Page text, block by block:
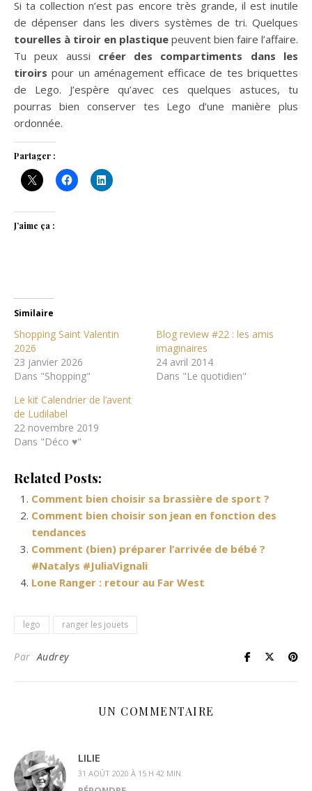
Si ta collection n’est pas encore très grande, il est inutile
de dépenser dans les divers systèmes de tri. Quelques
tourelles à tiroir en plastique peuvent bien faire l’affaire.
Tu peux aussi créer des compartiments dans les
tiroirs pour un aménagement efficace de tes briquettes
de Lego. J’espère qu’avec ces quelques astuces, tu
pourras bien conserver tes Lego d’une manière plus
ordonnée.
Partager :
J’aime ça :
Similaire
Shopping Saint Valentin
2026
23 janvier 2026
Dans "Shopping"
Blog review #22 : les amis
imaginaires
24 avril 2014
Dans "Le quotidien"
Le kit Calendrier de l’avent
de Ludilabel
22 novembre 2019
Dans "Déco ♥"
Related Posts:
Comment bien choisir sa brassière de sport ?
Comment bien choisir son jean en fonction des
tendances
Comment (bien) préparer l’arrivée de bébé ?
#Natalys #JuliaVignali
Lone Ranger : retour au Far West
lego ranger les jouets
ParAudrey
UN COMMENTAIRE
LILIE
31 AOÛT 2020 À 15 H 42 MIN